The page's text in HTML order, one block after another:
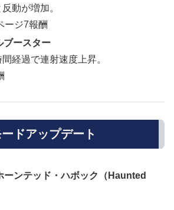
動が増加。
ージ7報酬
ブースター
経過で連射速度上昇。
ドアップデート
ーンテッド・ハボック（Haunted